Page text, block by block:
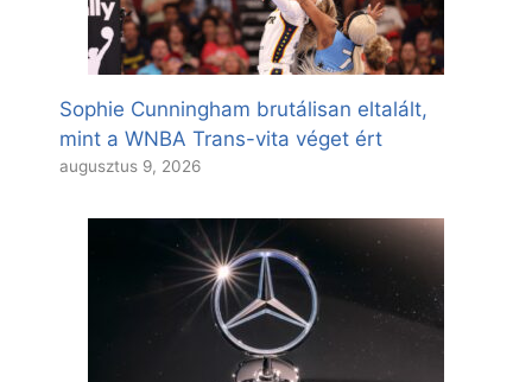
Sophie Cunningham brutálisan eltalált,
mint a WNBA Trans-vita véget ért
augusztus 9, 2026